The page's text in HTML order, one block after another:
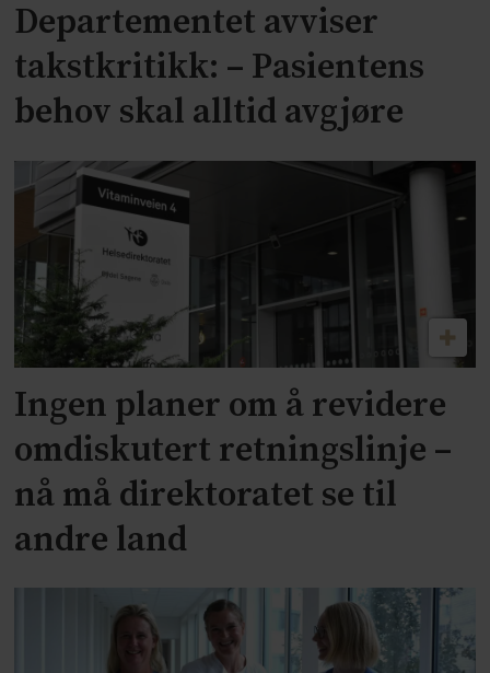
Departementet avviser
takstkritikk: – Pasientens
behov skal alltid avgjøre
Ingen planer om å revidere
omdiskutert retningslinje –
nå må direktoratet se til
andre land